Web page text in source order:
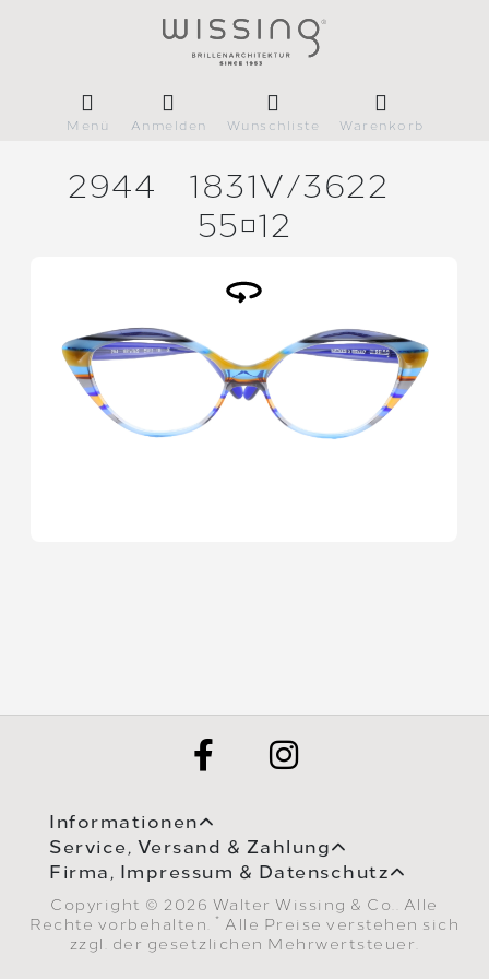
Menü Anmelden Wunschliste Warenkorb
2944 1831V/3622
5512
Informationen
Service, Versand & Zahlung
Firma, Impressum & Datenschutz
Copyright © 2026 Walter Wissing & Co.. Alle
Rechte vorbehalten.
* Alle Preise verstehen sich
zzgl. der gesetzlichen Mehrwertsteuer.